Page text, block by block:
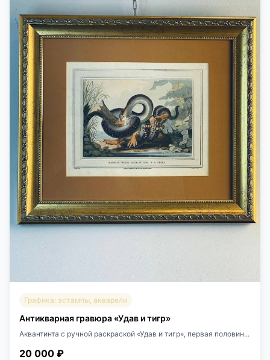
Графика: эстампы, акварели
Антикварная гравюра «Удав и тигр»
Аквантинта с ручной раскраской «Удав и тигр», первая половин...
20 000 ₽